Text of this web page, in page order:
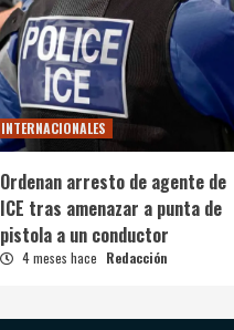
INTERNACIONALES
Ordenan arresto de agente de
ICE tras amenazar a punta de
pistola a un conductor
4 meses hace Redacción